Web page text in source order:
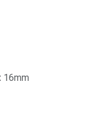
16mm